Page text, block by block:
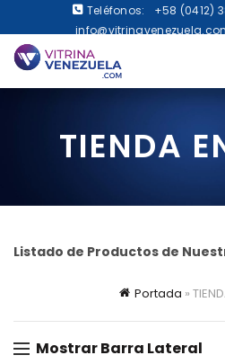
Teléfonos: +58 (0412)
TIENDA
Listado de Productos de
Portada »
Mostrar Barra Lateral